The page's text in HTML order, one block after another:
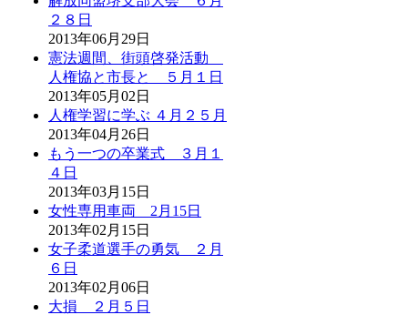
２８日
2013年06月29日
憲法週間、街頭啓発活動
人権協と市長と ５月１日
2013年05月02日
人権学習に学ぶ ４月２５月
2013年04月26日
もう一つの卒業式 ３月１
４日
2013年03月15日
女性専用車両 2月15日
2013年02月15日
女子柔道選手の勇気 ２月
６日
2013年02月06日
大損 ２月５日